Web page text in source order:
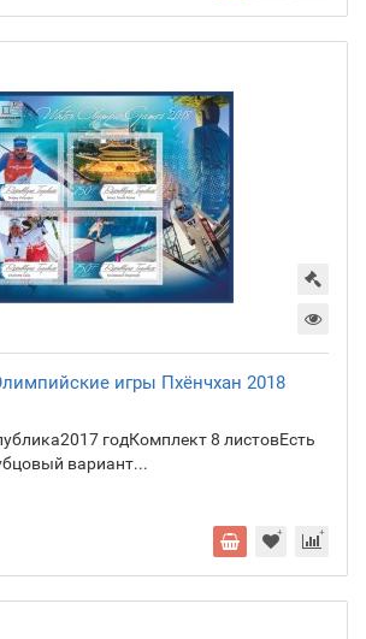
игры Пхёнчхан 2018
годКомплект 8 листовЕсть
вариант...